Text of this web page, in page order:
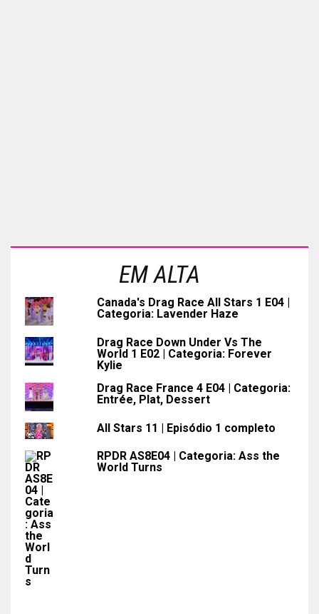
EM ALTA
Canada's Drag Race All Stars 1 E04 |
Categoria: Lavender Haze
Drag Race Down Under Vs The
World 1 E02 | Categoria: Forever
Kylie
Drag Race France 4 E04 | Categoria:
Entrée, Plat, Dessert
All Stars 11 | Episódio 1 completo
RPDR AS8E04 | Categoria: Ass the
World Turns